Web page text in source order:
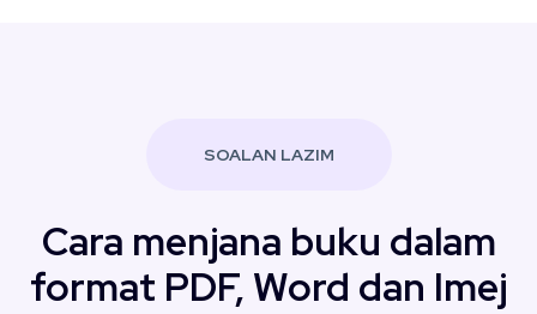
SOALAN LAZIM
Cara menjana buku dalam
format PDF, Word dan Imej